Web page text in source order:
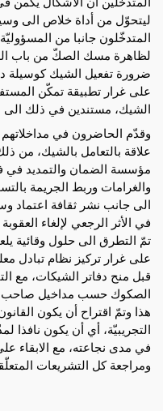
ليتحوّل من أداة خلاص الى
المتدخّلون جانبا من
لظاهرة مسك الصكّ من باب
ضرورة تفعيل الشيك كوسيلة
على غرار تطبيقة تمكّن
الشيك، مستندين في ذلك الى
وقدّم الحاضرون في
علاقة بالتعامل بالشيك، من
مؤسسة الضمان والتمديد في
والغرامات وربط الجريمة
الى جانب نشر ثقافة اعتماد
في الأثر الرجعي لإلغاء
تمّ التطرق الى حلول وقائية
على غرار تركيز نظام تبادل
قبل منح دفاتر الشيكات، مع
الصكوك حسب مداخيل صاحب
التجريبيّة، أي أن يكون نافذا
في مدى نجاعته، مع الابقاء
ومراجعة كل التشريعات